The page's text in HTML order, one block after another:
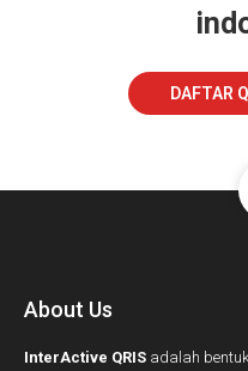
DAFTAR
About Us
InterActive QRIS adalah bentuk